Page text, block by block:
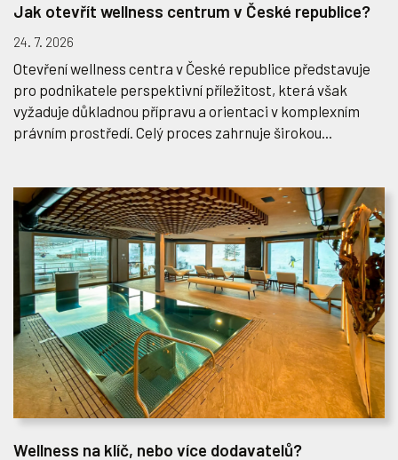
Jak otevřít wellness centrum v České republice?
24. 7. 2026
Otevření wellness centra v České republice představuje
pro podnikatele perspektivní příležitost, která však
vyžaduje důkladnou přípravu a orientaci v komplexním
právním prostředí. Celý proces zahrnuje širokou...
Wellness na klíč, nebo více dodavatelů?